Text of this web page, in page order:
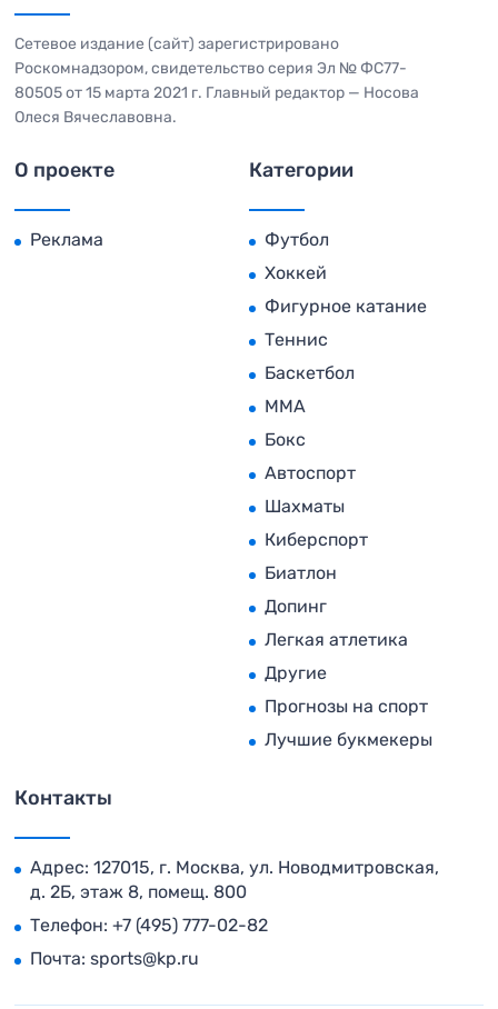
Сетевое издание (сайт) зарегистрировано
Роскомнадзором, свидетельство серия Эл № ФС77-
80505 от 15 марта 2021 г. Главный редактор — Носова
Олеся Вячеславовна.
О проекте
Реклама
Категории
Футбол
Хоккей
Фигурное катание
Теннис
Баскетбол
MMA
Бокс
Автоспорт
Шахматы
Киберспорт
Биатлон
Допинг
Легкая атлетика
Другие
Прогнозы на спорт
Лучшие букмекеры
Контакты
Адрес: 127015, г. Москва, ул. Новодмитровская,
д. 2Б, этаж 8, помещ. 800
Телефон: +7 (495) 777-02-82
Почта: sports@kp.ru